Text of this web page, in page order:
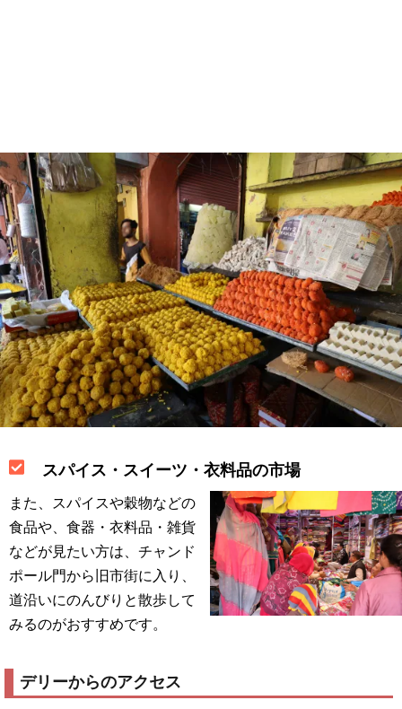
スパイス・スイーツ・衣料品の市場
また、スパイスや穀物などの
食品や、食器・衣料品・雑貨
などが見たい方は、チャンド
ポール門から旧市街に入り、
道沿いにのんびりと散歩して
みるのがおすすめです。
デリーからのアクセス